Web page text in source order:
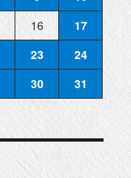
16
17
23
24
30 31